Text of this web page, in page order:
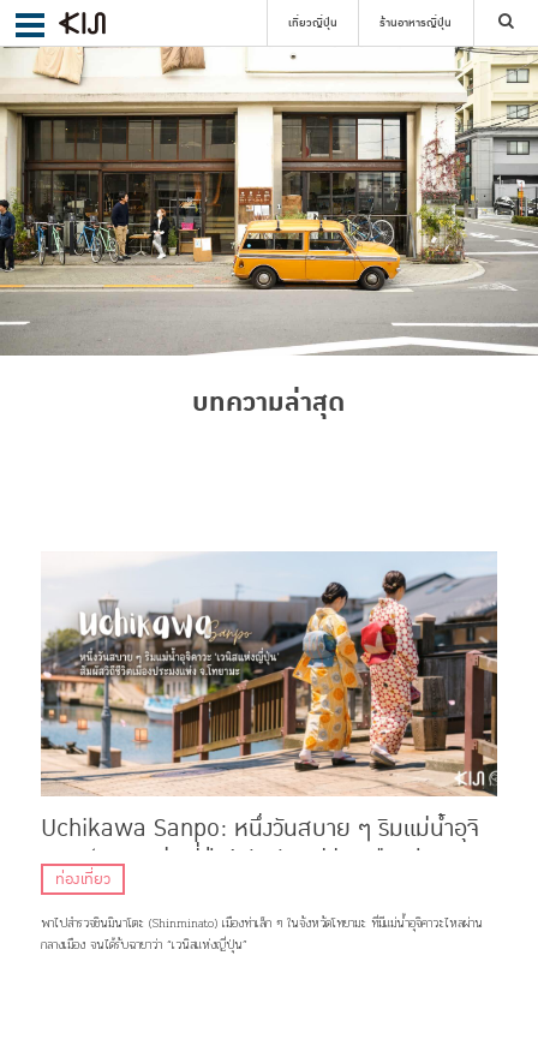
เที่ยวญี่ปุ่น ร้านอาหารญี่ปุ่น
ค้นหา
เลือกย่าน
บทความล่าสุด
Uchikawa Sanpo: หนึ่งวันสบาย ๆ ริมแม่น้ำอุจิ
คาวะ ‘เวนิสแห่งญี่ปุ่น’ สัมผัสวิถีชีวิตเมืองประมง
แห่ง จ.โทยามะ
ท่องเที่ยว
พาไปสำรวจชินมินาโตะ (Shinminato) เมืองท่าเล็ก ๆ ในจังหวัดโทยามะ ที่มีแม่น้ำอุจิคาวะไหลผ่าน
กลางเมือง จนได้รับฉายาว่า “เวนิสแห่งญี่ปุ่น”